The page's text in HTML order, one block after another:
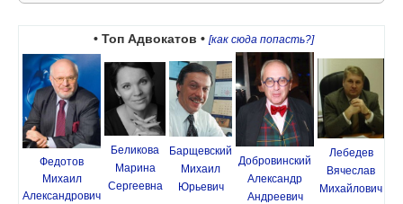
• Топ Адвокатов • [как сюда попасть?]
Федотов
Михаил
Александрович
Беликова
Марина
Сергеевна
Барщевский
Михаил
Юрьевич
Добровинский
Александр
Андреевич
Лебедев
Вячеслав
Михайлович